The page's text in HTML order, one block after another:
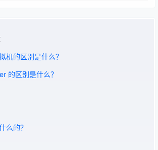
机的区别是什么？
的区别是什么？
么的？